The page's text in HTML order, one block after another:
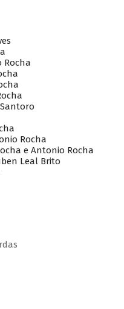
Rocha
Rocha
e Antonio Rocha
Leal Brito